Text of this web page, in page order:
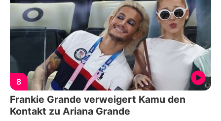
8
Frankie Grande verweigert Kamu den
Kontakt zu Ariana Grande